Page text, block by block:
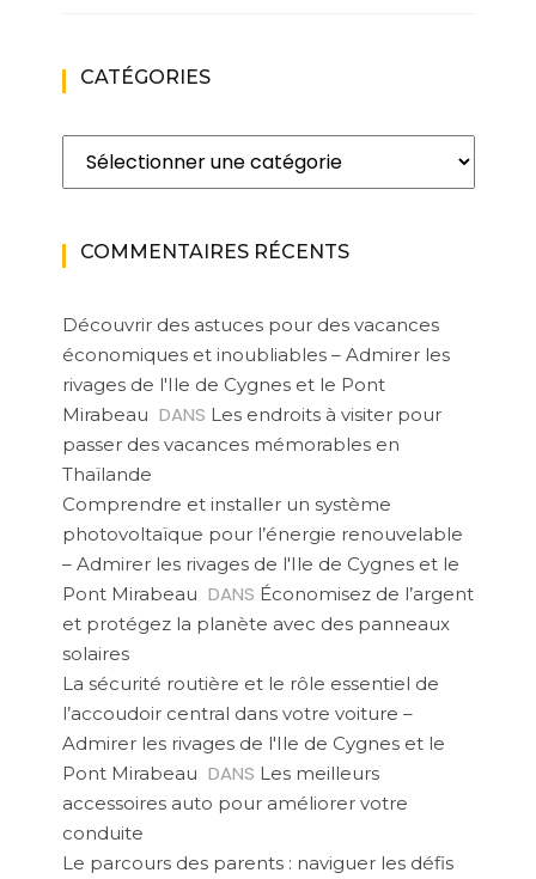
CATÉGORIES
Catégories
COMMENTAIRES RÉCENTS
Découvrir des astuces pour des vacances
économiques et inoubliables – Admirer les
rivages de l'Ile de Cygnes et le Pont
Mirabeau DANS Les endroits à visiter pour
passer des vacances mémorables en
Thaïlande
Comprendre et installer un système
photovoltaïque pour l’énergie renouvelable
– Admirer les rivages de l'Ile de Cygnes et le
Pont Mirabeau DANS Économisez de l’argent
et protégez la planète avec des panneaux
solaires
La sécurité routière et le rôle essentiel de
l’accoudoir central dans votre voiture –
Admirer les rivages de l'Ile de Cygnes et le
Pont Mirabeau DANS Les meilleurs
accessoires auto pour améliorer votre
conduite
Le parcours des parents : naviguer les défis